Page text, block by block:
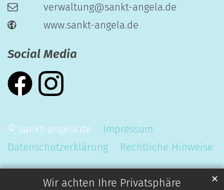
Wir achten Ihre Privatsphäre ✕
verwaltung@sankt-angela.de
www.sankt-angela.de
Social Media
© sankt-angela.de
Impressum
Datenschutzerklärung
Rechtliche Hinweise